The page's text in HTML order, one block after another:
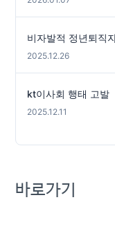
비자발적 정년퇴직
2025.12.26
kt이사회 행태 고발
2025.12.11
바로가기